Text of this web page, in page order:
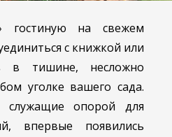
гостиную на свежем
с книжкой или
в тишине, несложно
уголке вашего сада.
служащие опорой для
впервые появились